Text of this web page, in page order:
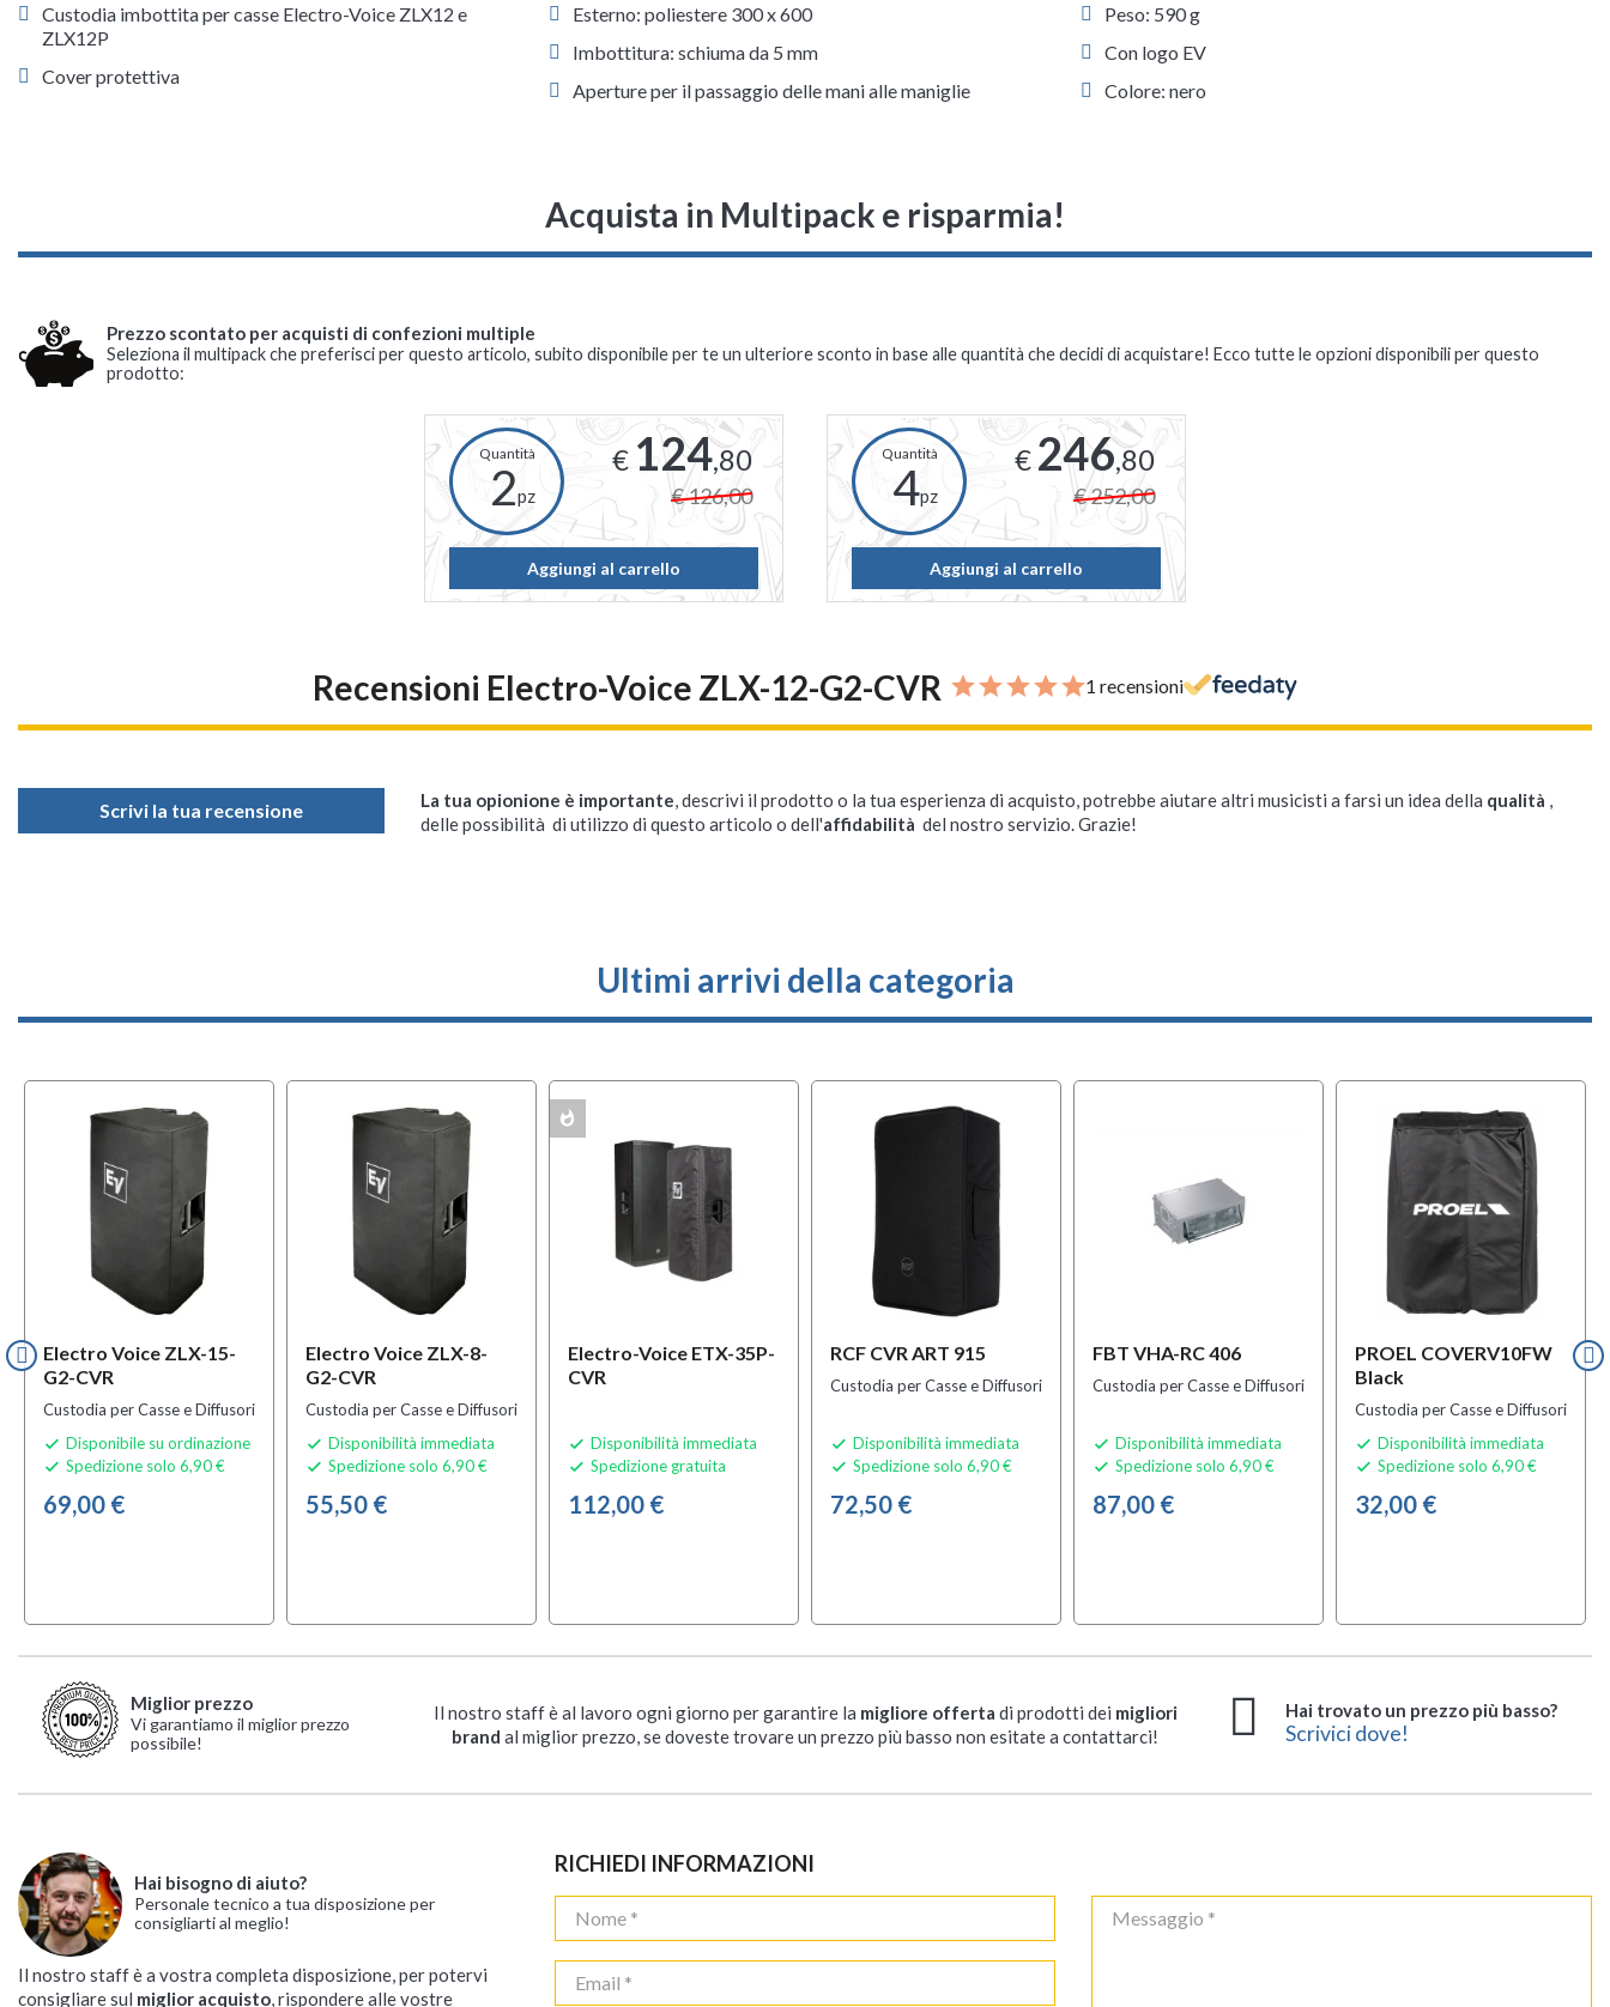
Custodia imbottita per casse Electro-Voice ZLX12 e
ZLX12P
Cover protettiva
Esterno: poliestere 300 x 600
Imbottitura: schiuma da 5 mm
Aperture per il passaggio delle mani alle maniglie
Peso: 590 g
Con logo EV
Colore: nero
Acquista in Multipack e risparmia!
Prezzo scontato per acquisti di confezioni multiple
Seleziona il multipack che preferisci per questo articolo, subito disponibile per te un ulteriore sconto in base alle quantità che decidi di acquistare! Ecco tutte le opzioni disponibili per questo
prodotto:
2pz
€ 124,80
€ 126,00
Aggiungi al carrello
4pz
€ 246,80
€ 252,00
Aggiungi al carrello
Recensioni Electro-Voice ZLX-12-G2-CVR 1 recensioni
Scrivi la tua recensione La tua opionione è importante, descrivi il prodotto o la tua esperienza di acquisto, potrebbe aiutare altri musicisti a farsi un idea della qualità ,
delle possibilità di utilizzo di questo articolo o dell'affidabilità del nostro servizio. Grazie!
Ultimi arrivi della categoria
Electro Voice ZLX-15-
G2-CVR
Custodia per Casse e Diffusori
 Disponibile su ordinazione
 Spedizione solo 6,90 €
69,00 €
Electro Voice ZLX-8-
G2-CVR
Custodia per Casse e Diffusori
 Disponibilità immediata
 Spedizione solo 6,90 €
55,50 €
Electro-Voice ETX-35P-
CVR
 Disponibilità immediata
 Spedizione gratuita
112,00 €
MULTIPACK whatshot
RCF CVR ART 915
Custodia per Casse e Diffusori
 Disponibilità immediata
 Spedizione solo 6,90 €
72,50 €
FBT VHA-RC 406
Custodia per Casse e Diffusori
 Disponibilità immediata
 Spedizione solo 6,90 €
87,00 €
PROEL COVERV10FW
Black
Custodia per Casse e Diffusori
 Disponibilità immediata
 Spedizione solo 6,90 €
32,00 €
Miglior prezzo
Vi garantiamo il miglior prezzo
possibile!
Il nostro staff è al lavoro ogni giorno per garantire la migliore offerta di prodotti dei migliori
brand al miglior prezzo, se doveste trovare un prezzo più basso non esitate a contattarci!
Hai trovato un prezzo più basso?
Scrivici dove!
Hai bisogno di aiuto?
Personale tecnico a tua disposizione per
consigliarti al meglio!
Il nostro staff è a vostra completa disposizione, per potervi
consigliare sul miglior acquisto, rispondere alle vostre
RICHIEDI INFORMAZIONI